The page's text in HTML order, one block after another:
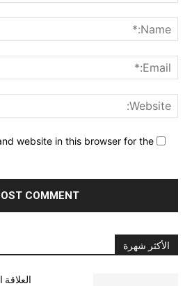
website in this browser for the
الأكثر شهرة